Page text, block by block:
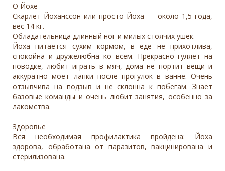
О Йохе
Скарлет Йоханссон или просто Йоха — около 1,5 года,
вес 14 кг.
Обладательница длинный ног и милых стоячих ушек.
Йоха питается сухим кормом, в еде не прихотлива,
спокойна и дружелюбна ко всем. Прекрасно гуляет на
поводке, любит играть в мяч, дома не портит вещи и
аккуратно моет лапки после прогулок в ванне. Очень
отзывчива на подзыв и не склонна к побегам. Знает
базовые команды и очень любит занятия, особенно за
лакомства.
Здоровье
Вся необходимая профилактика пройдена: Йоха
здорова, обработана от паразитов, вакцинирована и
стерилизована.